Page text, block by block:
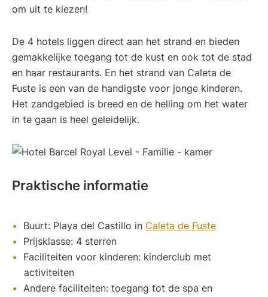
om uit te kiezen!
De 4 hotels liggen direct aan het strand en bieden
gemakkelijke toegang tot de kust en ook tot de stad
en haar restaurants. En het strand van Caleta de
Fuste is een van de handigste voor jonge kinderen.
Het zandgebied is breed en de helling om het water
in te gaan is heel geleidelijk.
Praktische informatie
Buurt: Playa del Castillo in Caleta de Fuste
Prijsklasse: 4 sterren
Faciliteiten voor kinderen: kinderclub met
activiteiten
Andere faciliteiten: toegang tot de spa en